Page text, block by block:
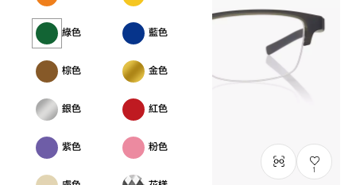
綠色 藍色
棕色 金色
銀色 紅色
紫色 粉色
1